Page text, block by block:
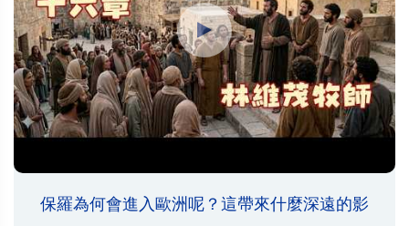
保羅為何會進入歐洲呢？這帶來什麼深遠的影